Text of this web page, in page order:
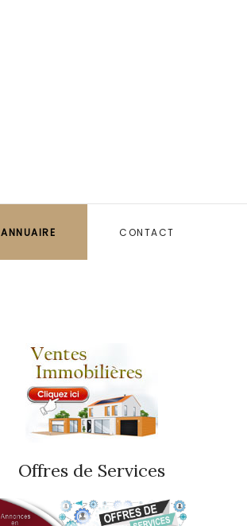
ANNUAIRE CONTACT
Offres de Services